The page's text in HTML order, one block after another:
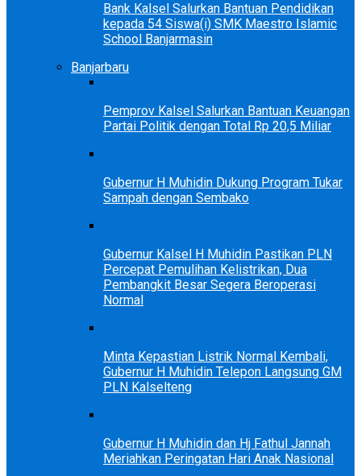
Bank Kalsel Salurkan Bantuan Pendidikan
kepada 54 Siswa(i) SMK Maestro Islamic
School Banjarmasin
Banjarbaru
Pemprov Kalsel Salurkan Bantuan Keuangan
Partai Politik dengan Total Rp 20,5 Miliar
Gubernur H Muhidin Dukung Program Tukar
Sampah dengan Sembako
Gubernur Kalsel H Muhidin Pastikan PLN
Percepat Pemulihan Kelistrikan, Dua
Pembangkit Besar Segera Beroperasi
Normal
Minta Kepastian Listrik Normal Kembali,
Gubernur H Muhidin Telepon Langsung GM
PLN Kalselteng
Gubernur H Muhidin dan Hj Fathul Jannah
Meriahkan Peringatan Hari Anak Nasional